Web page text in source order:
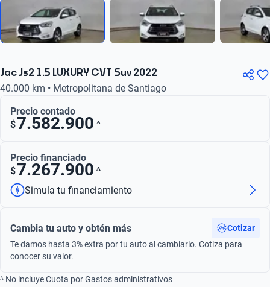
Jac Js2 1.5 LUXURY CVT Suv 2022
40.000 km • Metropolitana de Santiago
Precio contado
$7.582.900 ᴬ
Precio financiado
$7.267.900 ᴬ
Simula tu financiamiento
Cambia tu auto y obtén más
Cotizar
Te damos hasta 3% extra por tu auto al cambiarlo. Cotiza para
conocer su valor.
ᴬ No incluyeCuota por Gastos administrativos